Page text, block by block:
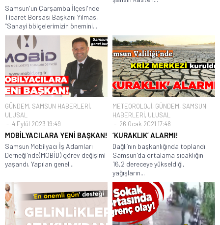
Samsun'un Çarşamba İlçesi'nde
Ticaret Borsası Başkanı Yılmas,
“Sanayi bölgelerimizin önemini...
GÜNDEM, SAMSUN HABERLERİ,
ULUSAL
4 Eylül 2023 19:49
MOBİLYACILARA YENİ BAŞKAN!
Samsun Mobilyacı İş Adamları
Derneği'nde(MOBİD) görev değişimi
yaşandı. Yapılan genel...
METEOROLOJİ, GÜNDEM, SAMSUN
HABERLERİ, ULUSAL
26 Ocak 2021 17:48
‘KURAKLIK’ ALARMI!
Dağlı’nın başkanlığında toplandı.
Samsun'da ortalama sıcaklığın
16,2 dereceye yükseldiği,
yağışların...